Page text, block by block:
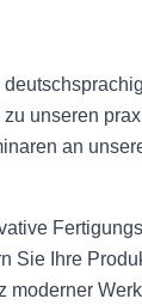
unseren
an
Sie Ihre
moderner